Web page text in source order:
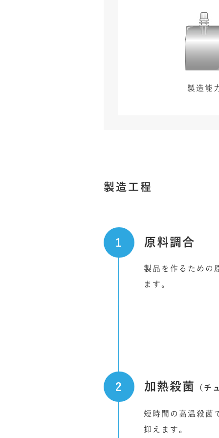
製造能
製造工程
原料調合
製品を作るための
ます。
加熱殺菌 （チ
短時間の高温殺菌
抑えます。